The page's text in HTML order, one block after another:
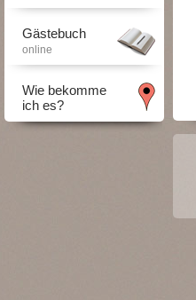
Gästebuch
online
Wie bekomme
ich es?